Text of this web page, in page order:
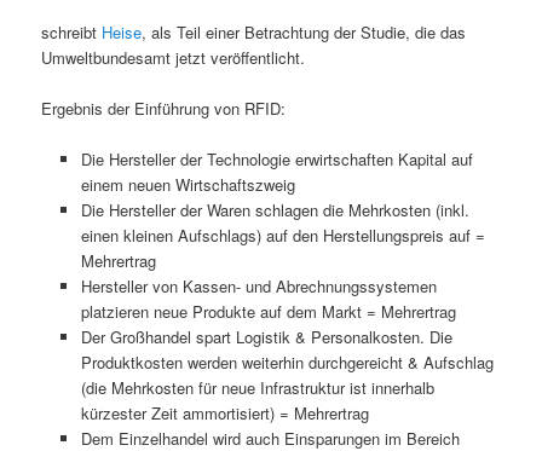
schreibt Heise, als Teil einer Betrachtung der Studie, die das
Umweltbundesamt jetzt veröffentlicht.
Ergebnis der Einführung von RFID:
Die Hersteller der Technologie erwirtschaften Kapital auf
einem neuen Wirtschaftszweig
Die Hersteller der Waren schlagen die Mehrkosten (inkl.
einen kleinen Aufschlags) auf den Herstellungspreis auf =
Mehrertrag
Hersteller von Kassen- und Abrechnungssystemen
platzieren neue Produkte auf dem Markt = Mehrertrag
Der Großhandel spart Logistik & Personalkosten. Die
Produktkosten werden weiterhin durchgereicht & Aufschlag
(die Mehrkosten für neue Infrastruktur ist innerhalb
kürzester Zeit ammortisiert) = Mehrertrag
Dem Einzelhandel wird auch Einsparungen im Bereich